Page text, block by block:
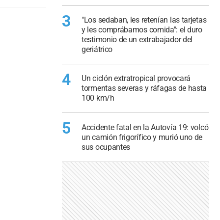
3
"Los sedaban, les retenían las tarjetas
y les comprábamos comida": el duro
testimonio de un extrabajador del
geriátrico
4
Un ciclón extratropical provocará
tormentas severas y ráfagas de hasta
100 km/h
5
Accidente fatal en la Autovía 19: volcó
un camión frigorífico y murió uno de
sus ocupantes